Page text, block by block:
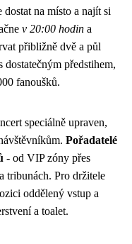
na místo a najít si
v 20:00 hodin a
přibližně dvě a půl
předstihem,
fanoušků.
speciálně upraven,
Pořadatelé
- od VIP zóny přes
tribunách. Pro držitele
oddělený vstup a
a toalet.